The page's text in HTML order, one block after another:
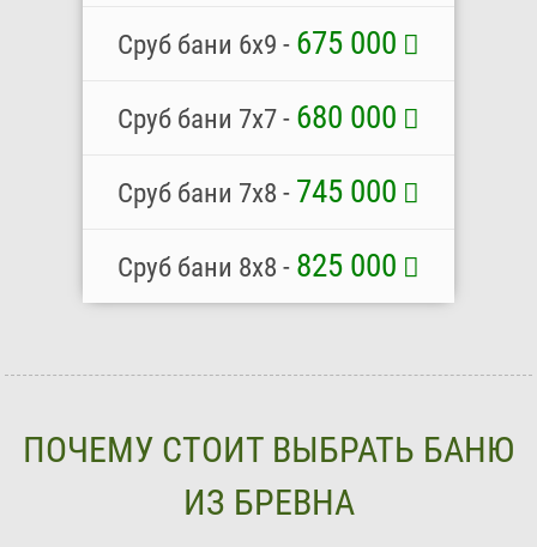
Сруб бани 6х9 - 675 000
Сруб бани 7х7 - 680 000
Сруб бани 7х8 - 745 000
Сруб бани 8х8 - 825 000
ПОЧЕМУ СТОИТ ВЫБРАТЬ БАНЮ
ИЗ БРЕВНА